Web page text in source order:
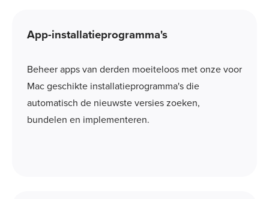
App-installatieprogramma's
Beheer apps van derden moeiteloos met onze voor
Mac geschikte installatieprogramma's die
automatisch de nieuwste versies zoeken,
bundelen en implementeren.